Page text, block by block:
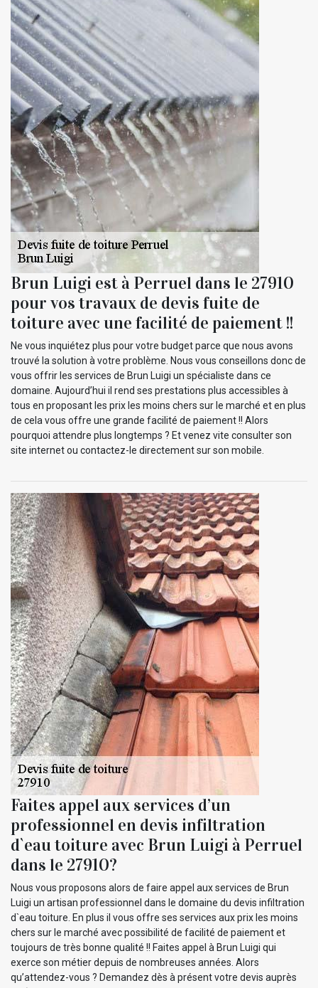
Brun Luigi est à Perruel dans le 27910
pour vos travaux de devis fuite de
toiture avec une facilité de paiement !!
Ne vous inquiétez plus pour votre budget parce que nous avons
trouvé la solution à votre problème. Nous vous conseillons donc de
vous offrir les services de Brun Luigi un spécialiste dans ce
domaine. Aujourd’hui il rend ses prestations plus accessibles à
tous en proposant les prix les moins chers sur le marché et en plus
de cela vous offre une grande facilité de paiement !! Alors
pourquoi attendre plus longtemps ? Et venez vite consulter son
site internet ou contactez-le directement sur son mobile.
Faites appel aux services d’un
professionnel en devis infiltration
d`eau toiture avec Brun Luigi à Perruel
dans le 27910?
Nous vous proposons alors de faire appel aux services de Brun
Luigi un artisan professionnel dans le domaine du devis infiltration
d`eau toiture. En plus il vous offre ses services aux prix les moins
chers sur le marché avec possibilité de facilité de paiement et
toujours de très bonne qualité !! Faites appel à Brun Luigi qui
exerce son métier depuis de nombreuses années. Alors
qu’attendez-vous ? Demandez dès à présent votre devis auprès